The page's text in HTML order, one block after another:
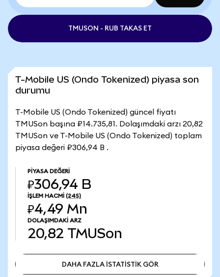
TMUSON - RUB TAKAS ET
T-Mobile US (Ondo Tokenized) piyasa son
durumu
T-Mobile US (Ondo Tokenized) güncel fiyatı
TMUSon başına ₽14.735,81. Dolaşımdaki arzı 20,82
TMUSon ve T-Mobile US (Ondo Tokenized) toplam
piyasa değeri ₽306,94 B .
PIYASA DEĞERI
₽306,94 B
İŞLEM HACMI (24S)
₽4,49 Mn
DOLAŞIMDAKI ARZ
20,82 TMUSon
DAHA FAZLA İSTATİSTİK GÖR